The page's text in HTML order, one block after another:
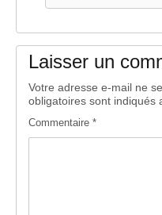
Laisser un
Votre adresse e-mail ne
obligatoires sont indiqués
Commentaire *